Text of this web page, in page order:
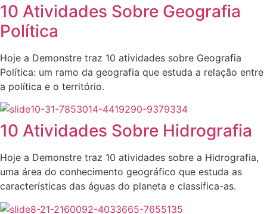
10 Atividades Sobre Geografia
Política
Hoje a Demonstre traz 10 atividades sobre Geografia
Política: um ramo da geografia que estuda a relação entre
a política e o território.
10 Atividades Sobre Hidrografia
Hoje a Demonstre traz 10 atividades sobre a Hidrografia,
uma área do conhecimento geográfico que estuda as
características das águas do planeta e classifica-as.